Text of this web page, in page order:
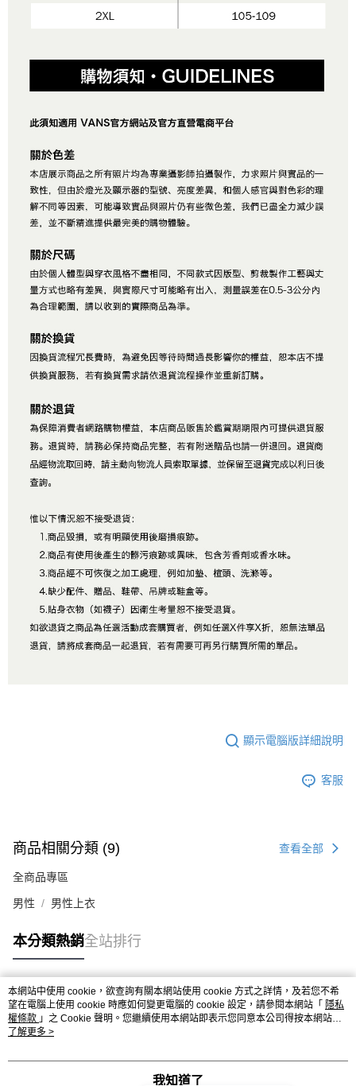
顯示電腦版詳細說明
客服
商品相關分類 (9) 查看全部
全商品專區
男性 男性上衣
本分類熱銷全站排行
熱門標籤
本網站中使用 cookie，欲查詢有關本網站使用 cookie 方式之詳情，及若您不希
望在電腦上使用 cookie 時應如何變更電腦的 cookie 設定，請參閱本網站「 隱私
權條款 」之 Cookie 聲明。您繼續使用本網站即表示您同意本公司得按本網站使
用條款之 Cookie 聲明使用 cookie。
了解更多 >
我知道了